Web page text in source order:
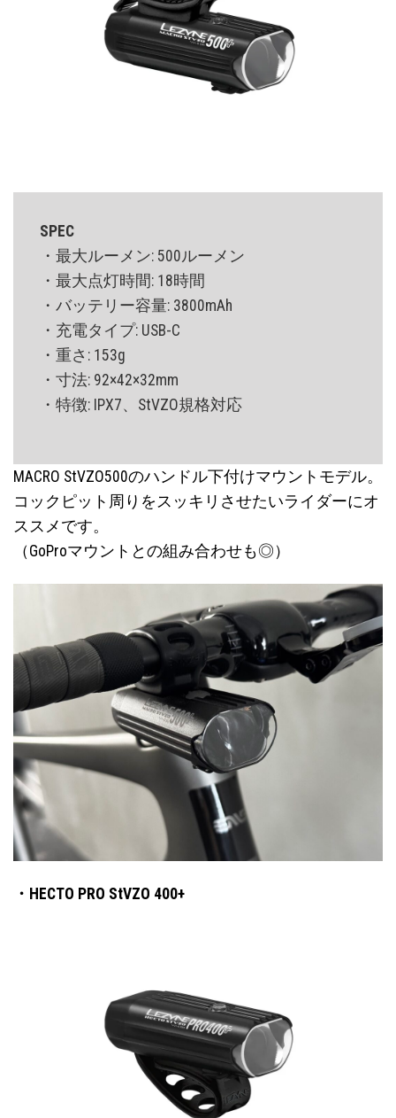
SPEC
・最大ルーメン: 500ルーメン
・最大点灯時間: 18時間
・バッテリー容量: 3800mAh
・充電タイプ: USB-C
・重さ: 153g
・寸法: 92×42×32mm
・特徴: IPX7、StVZO規格対応
MACRO StVZO500のハンドル下付けマウントモデル。
コックピット周りをスッキリさせたいライダーにオ
ススメです。
（GoProマウントとの組み合わせも◎）
・HECTO PRO StVZO 400+